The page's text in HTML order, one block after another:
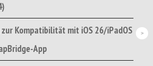
Kompatibilität mit iOS 26/iPadOS
App